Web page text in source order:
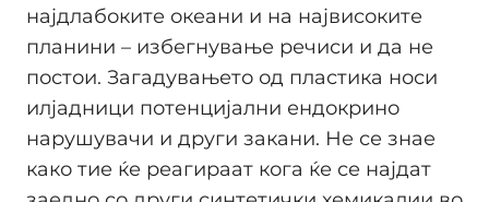
најдлабоките океани и на највисоките
планини – избегнување речиси и да не
постои. Загадувањето од пластика носи
илјадници потенцијални ендокрино
нарушувачи и други закани. Не се знае
како тие ќе реагираат кога ќе се најдат